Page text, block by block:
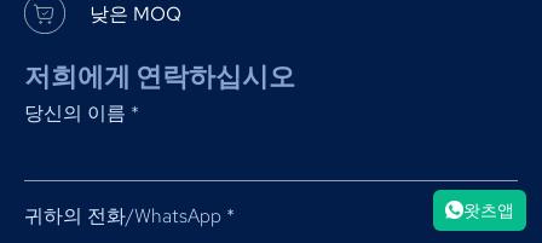
낮은 MOQ
저희에게 연락하십시오
당신의 이름 *
귀하의 전화/WhatsApp * 왓츠앱